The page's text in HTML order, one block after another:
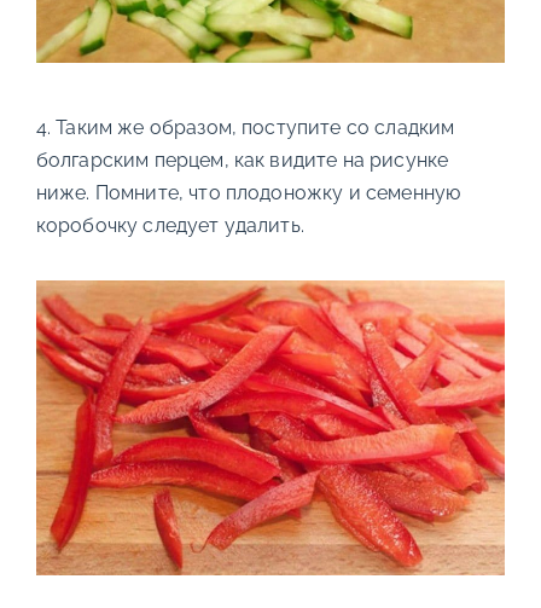
4. Таким же образом, поступите со сладким
болгарским перцем, как видите на рисунке
ниже. Помните, что плодоножку и семенную
коробочку следует удалить.